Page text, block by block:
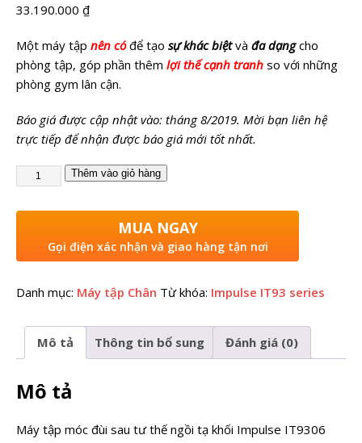
33.190.000 ₫
Một máy tập nên có để tạo sự khác biệtvà đa dạng cho
phòng tập, góp phần thêm lợi thế cạnh tranh so với những
phòng gym lân cận.
Báo giá được cập nhật vào: tháng 8/2019. Mời bạn liên hệ
trực tiếp để nhận được báo giá mới tốt nhất.
Thêm vào giỏ hàng
MUA NGAY
Gọi điện xác nhận và giao hàng tận nơi
Danh mục: Máy tập Chân Từ khóa: Impulse IT93 series
Mô tả Thông tin bổ sung Đánh giá (0)
Mô tả
Máy tập móc đùi sau tư thế ngồi tạ khối Impulse IT9306